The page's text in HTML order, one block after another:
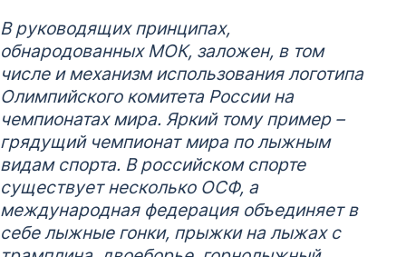
В руководящих принципах,
обнародованных МОК, заложен, в том
числе и механизм использования логотипа
Олимпийского комитета России на
чемпионатах мира. Яркий тому пример –
грядущий чемпионат мира по лыжным
видам спорта. В российском спорте
существует несколько ОСФ, а
международная федерация объединяет в
себе лыжные гонки, прыжки на лыжах с